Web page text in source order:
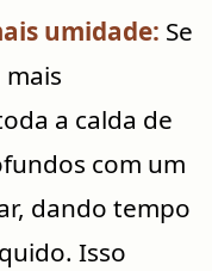
umidade: Se
a calda de
com um
dando tempo
Isso